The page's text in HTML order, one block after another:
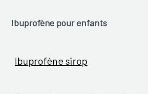
Ibuprofène pour enfants
Ibuprofène sirop